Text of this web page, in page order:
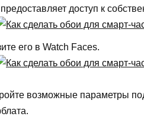
доступ к
его в Watch Faces.
возможные параметры